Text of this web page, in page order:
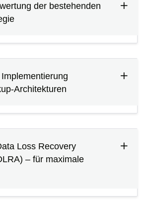
der bestehenden
Architekturen
Loss Recovery
– für maximale